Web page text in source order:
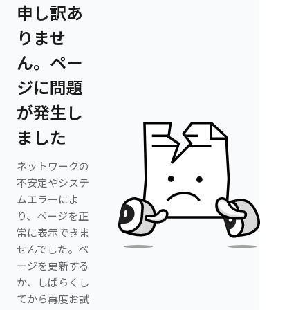
申し訳あ
りませ
ん。ペー
ジに問題
が発生し
ました
ネットワークの
不安定やシステ
ムエラーによ
り、ページを正
常に表示できま
せんでした。ペ
ージを更新する
か、しばらくし
てから再度お試